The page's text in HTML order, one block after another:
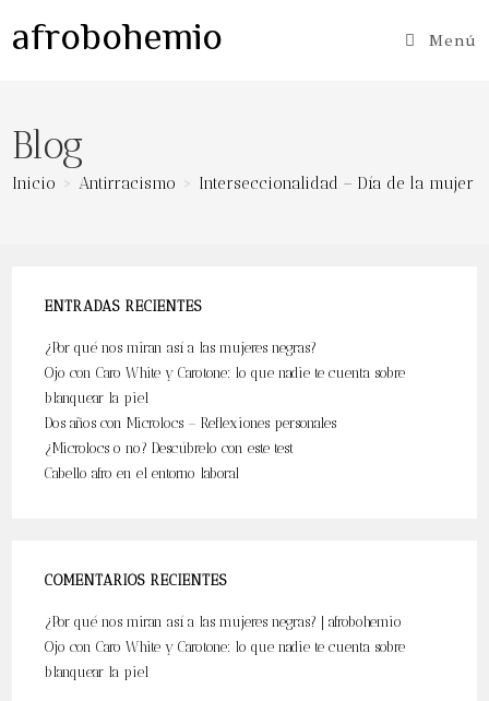
afrobohemio Menú
Blog
Inicio > Antirracismo > Interseccionalidad – Día de la mujer
ENTRADAS RECIENTES
¿Por qué nos miran así a las mujeres negras?
Ojo con Caro White y Carotone: lo que nadie te cuenta sobre
blanquear la piel
Dos años con Microlocs – Reflexiones personales
¿Microlocs o no? Descúbrelo con este test
Cabello afro en el entorno laboral
COMENTARIOS RECIENTES
¿Por qué nos miran así a las mujeres negras? | afrobohemio
Ojo con Caro White y Carotone: lo que nadie te cuenta sobre
blanquear la piel